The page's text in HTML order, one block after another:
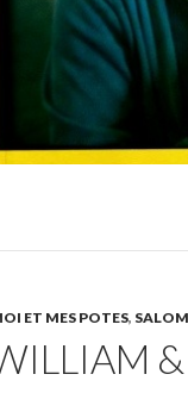
ET MES POTES,